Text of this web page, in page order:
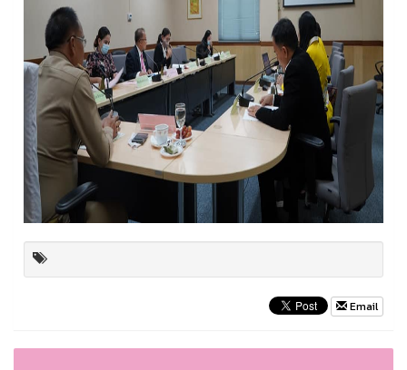
Email